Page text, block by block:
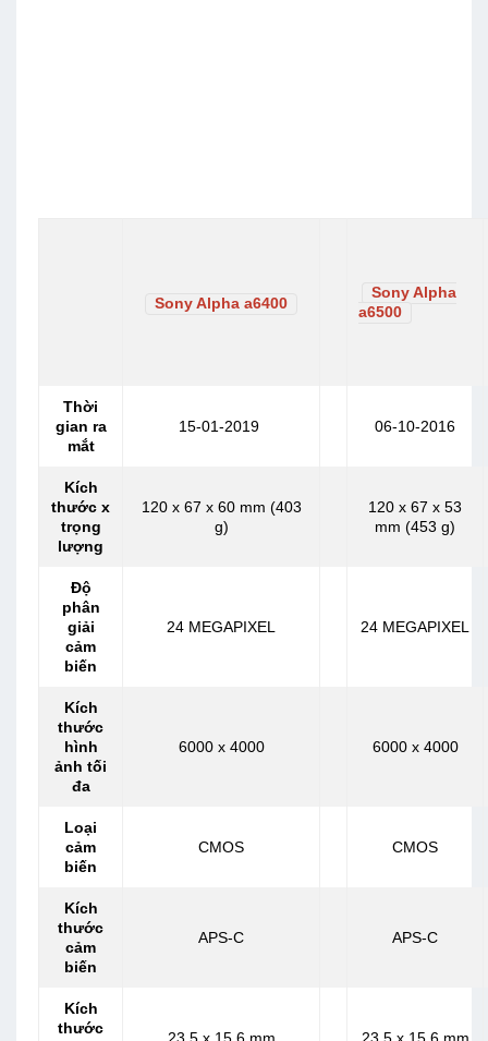
Sony Alpha a6400
Sony Alpha
a6500
Thời
gian ra
mắt
15-01-2019 06-10-2016
Kích
thước x
trọng
lượng
120 x 67 x 60 mm (403
g)
120 x 67 x 53
mm (453 g)
Độ
phân
giải
cảm
biến
24 MEGAPIXEL 24 MEGAPIXEL
Kích
thước
hình
ảnh tối
đa
6000 x 4000 6000 x 4000
Loại
cảm
biến
CMOS CMOS
Kích
thước
cảm
biến
APS-C APS-C
Kích
thước